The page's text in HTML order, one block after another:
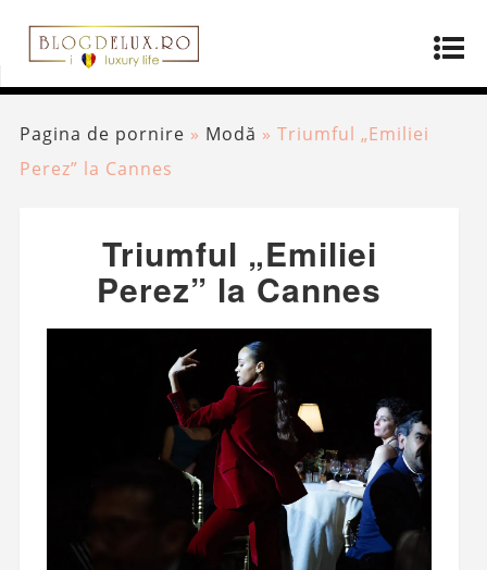
Pagina de pornire » Modă » Triumful „Emiliei
Perez” la Cannes
Triumful „Emiliei
Perez” la Cannes